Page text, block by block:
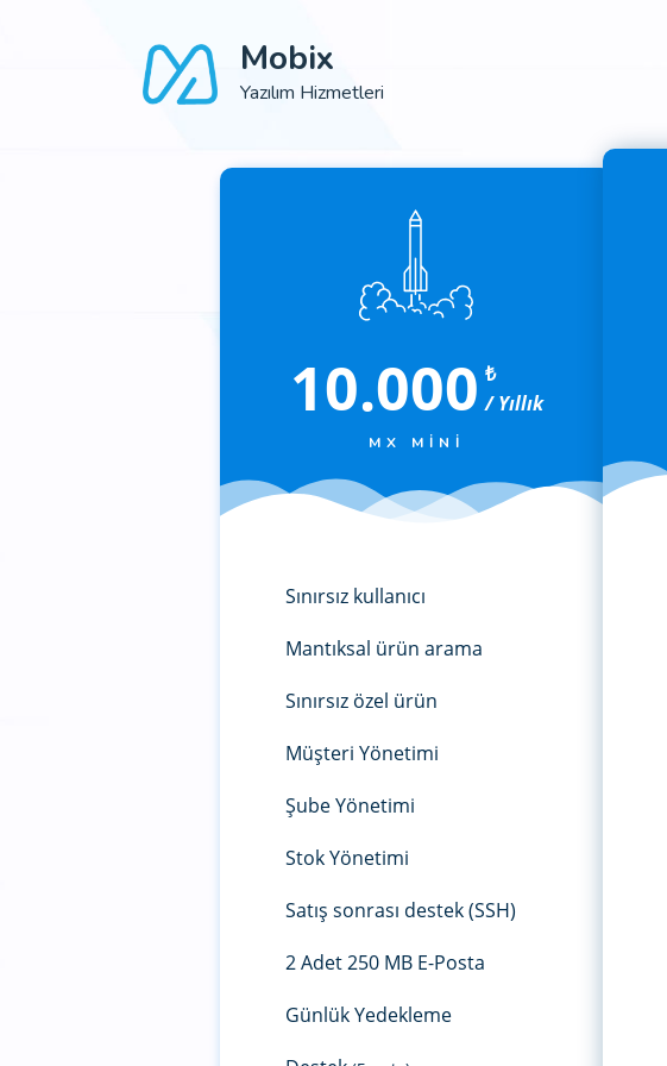
Mobix
Yazılım Hizmetleri
10.000 ₺
/ Yıllık
MX MINI
Sınırsız kullanıcı
Mantıksal ürün arama
Sınırsız özel ürün
Müşteri Yönetimi
Şube Yönetimi
Stok Yönetimi
Satış sonrası destek (SSH)
2 Adet 250 MB E-Posta
Günlük Yedekleme